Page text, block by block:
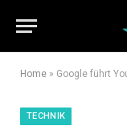
Home » Google führt YouTube
TECHNIK